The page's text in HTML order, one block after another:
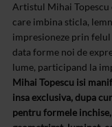
Artistul Mihai
care imbina sticla,
impresioneze prin felul
data forme noi de
lume, participand la
Mihai Topescu isi
insa exclusiva, dupa
pentru formele